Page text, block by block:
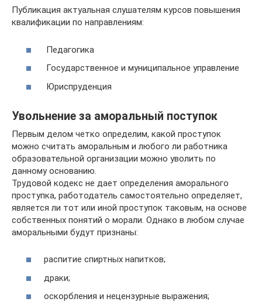
Публикация актуальная слушателям курсов повышения
квалификации по направлениям:
Педагогика
Государственное и муниципальное управление
Юриспруденция
Увольнение за аморальный поступок
Первым делом четко определим, какой проступок
можно считать аморальным и любого ли работника
образовательной организации можно уволить по
данному основанию.
Трудовой кодекс не дает определения аморального
проступка, работодатель самостоятельно определяет,
является ли тот или иной проступок таковым, на основе
собственных понятий о морали. Однако в любом случае
аморальными будут признаны:
распитие спиртных напитков;
драки;
оскорбления и нецензурные выражения;